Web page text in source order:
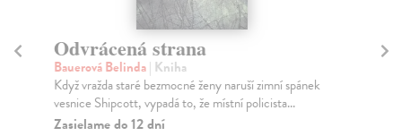
Odvrácená strana
Bauerová Belinda| Kniha
Když vražda staré bezmocné ženy naruší zimní spánek
vesnice Shipcott, vypadá to, že místní policista...
Zasielame do 12 dní